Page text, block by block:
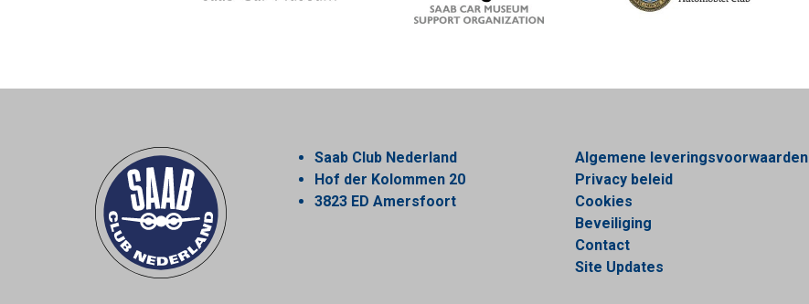
Saab Club Nederland
Hof der Kolommen 20
3823 ED Amersfoort
Algemene leveringsvoorwaarden
Privacy beleid
Cookies
Beveiliging
Contact
Site Updates